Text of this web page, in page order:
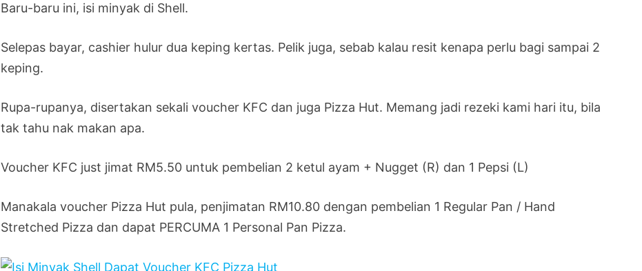
Baru-baru ini, isi minyak di Shell.
Selepas bayar, cashier hulur dua keping kertas. Pelik juga, sebab kalau resit kenapa perlu bagi sampai 2
keping.
Rupa-rupanya, disertakan sekali voucher KFC dan juga Pizza Hut. Memang jadi rezeki kami hari itu, bila
tak tahu nak makan apa.
Voucher KFC just jimat RM5.50 untuk pembelian 2 ketul ayam + Nugget (R) dan 1 Pepsi (L)
Manakala voucher Pizza Hut pula, penjimatan RM10.80 dengan pembelian 1 Regular Pan / Hand
Stretched Pizza dan dapat PERCUMA 1 Personal Pan Pizza.